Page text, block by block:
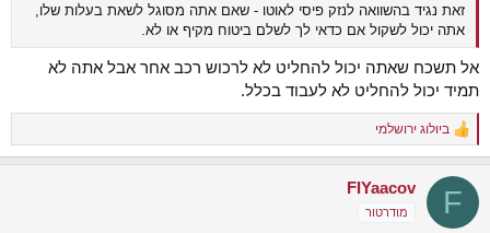
זאת נגיד בהשוואה לנזק פיסי לאוטו - שאם אתה מסוגל לשאת בעלות שלו,
אתה יכול לשקול אם כדאי לך לשלם ביטוח מקיף או לא.
אל תשכח שאתה יכול להחליט לא לרכוש רכב אחר אבל אתה לא
תמיד יכול להחליט לא לעבוד בכלל.
R
e
c
i
ביולוג ירושלמי
F
FIYaacov
מודרטור